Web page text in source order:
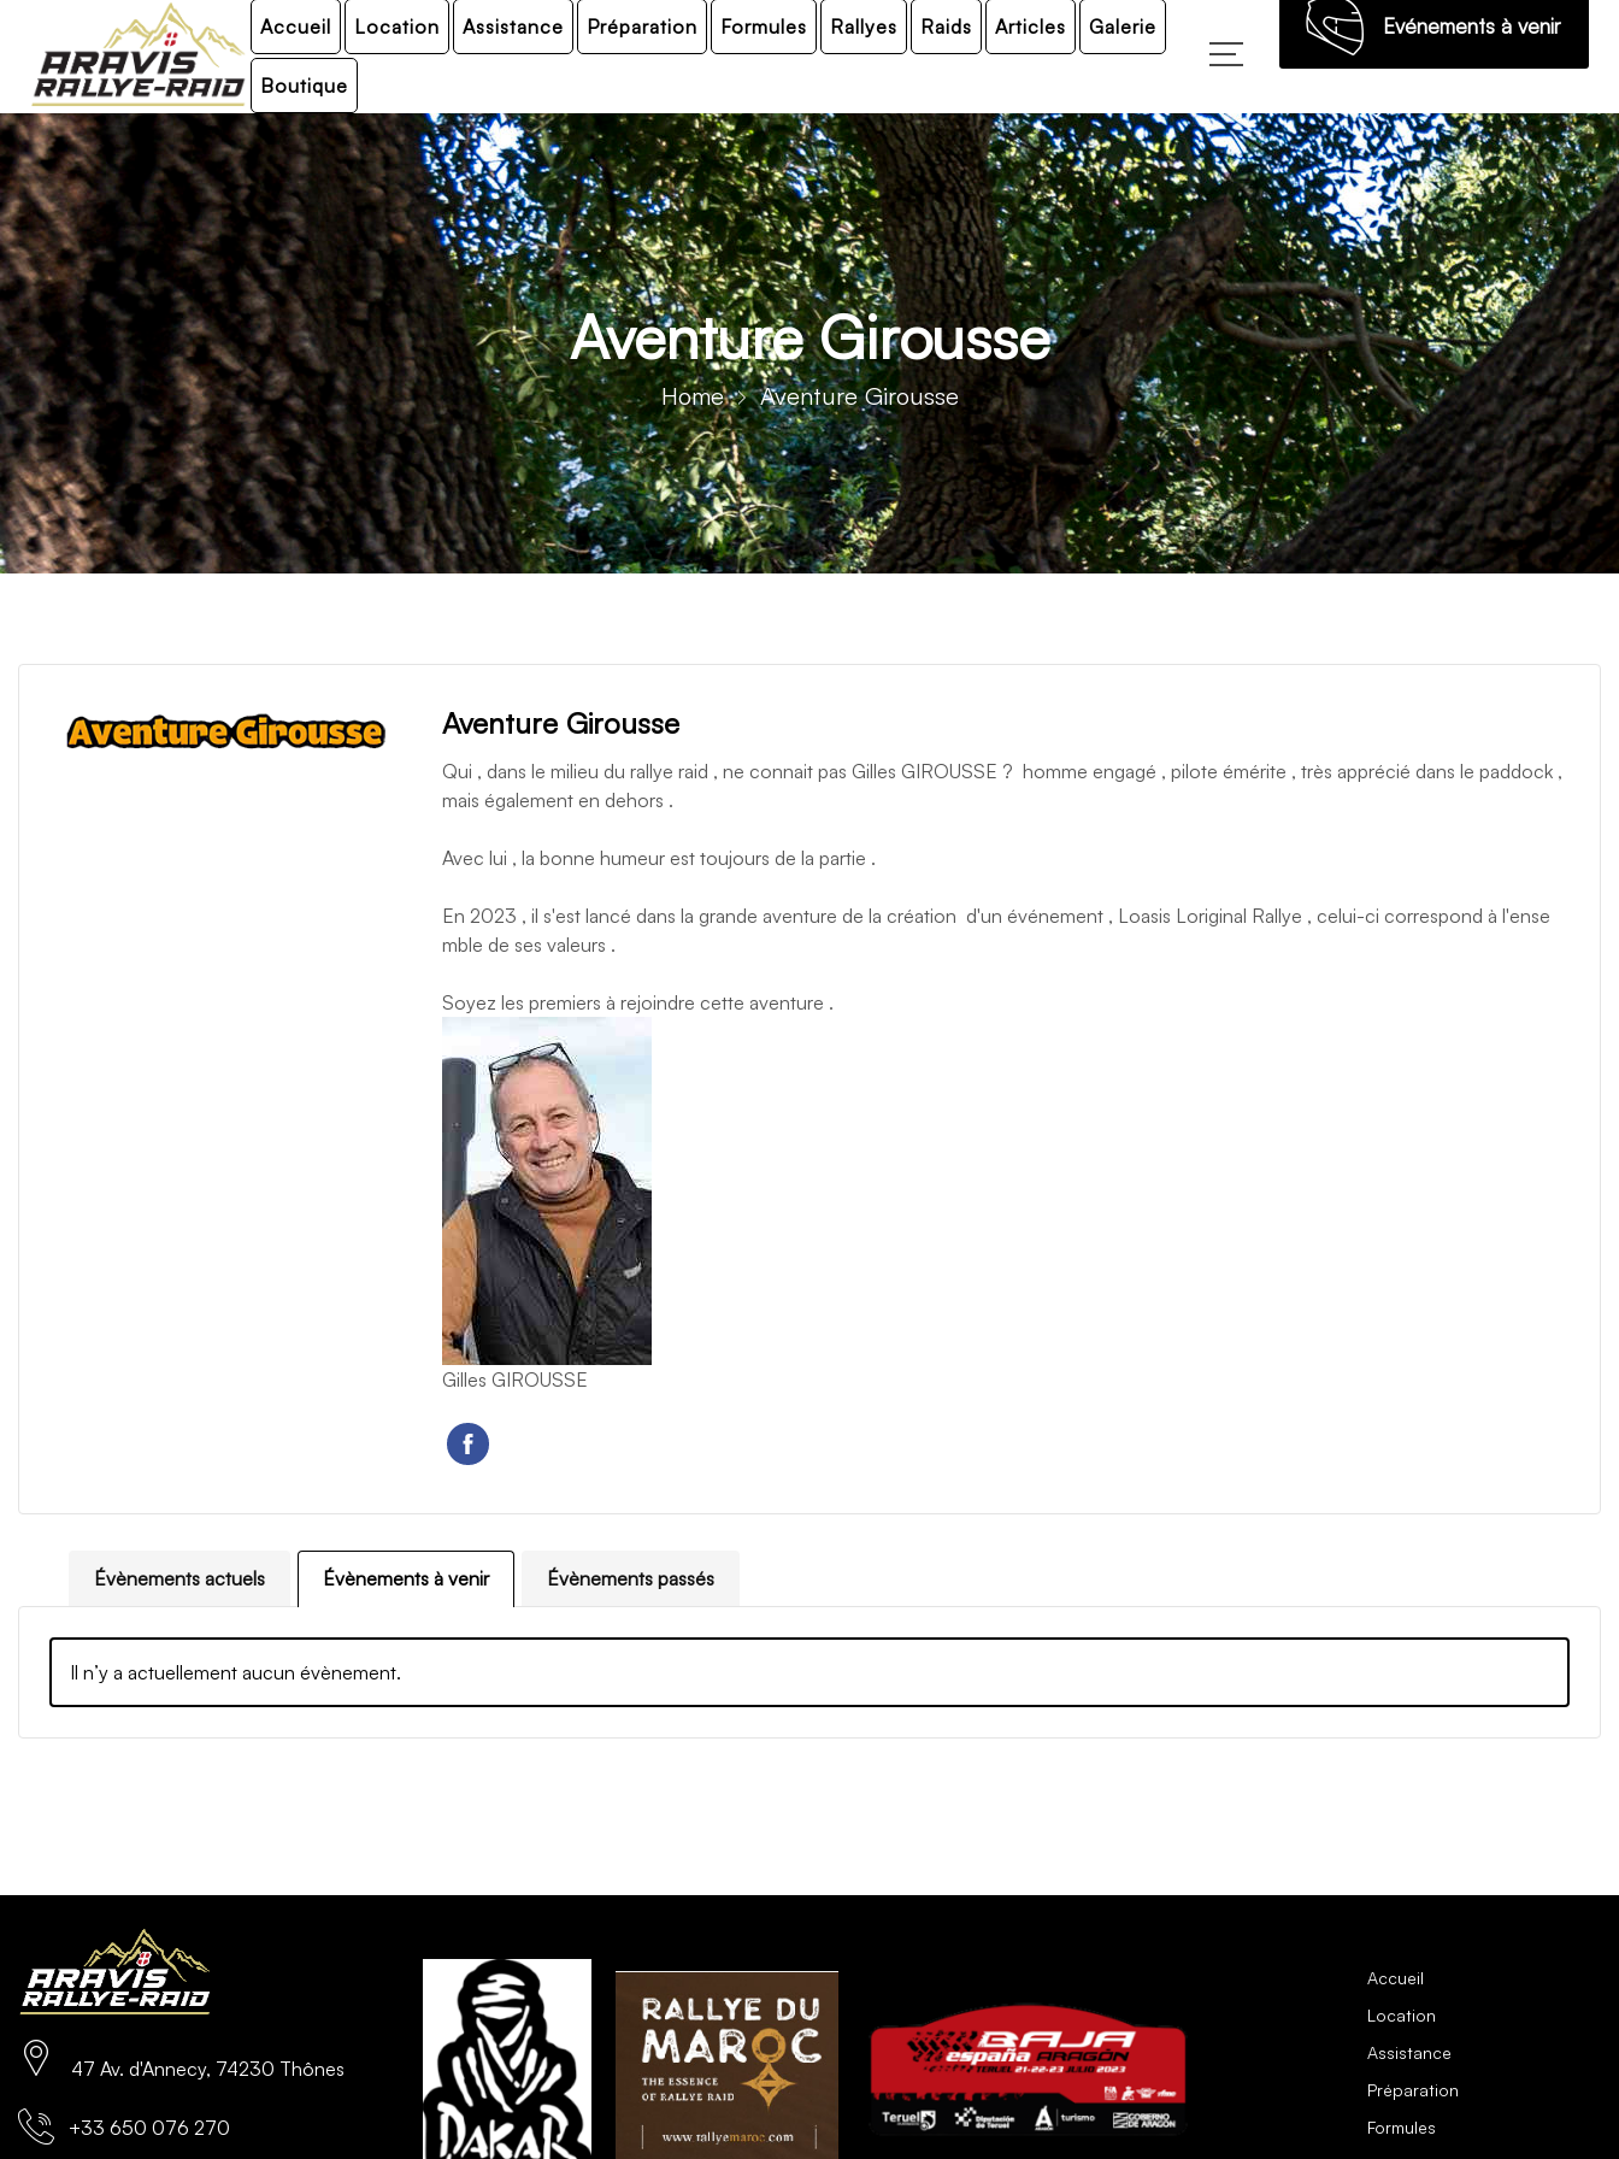
Accueil Location Assistance Préparation Formules Rallyes Raids Articles Galerie
Boutique
Evénements à venir
→
Aventure Girousse
Home Aventure Girousse
Aventure Girousse
Qui , dans le milieu du rallye raid , ne connait pas Gilles GIROUSSE ? homme engagé , pilote émérite , très apprécié dans le paddock ,
mais également en dehors .
Avec lui , la bonne humeur est toujours de la partie .
En 2023 , il s'est lancé dans la grande aventure de la création d'un événement , Loasis Loriginal Rallye , celui-ci correspond à l'ense
mble de ses valeurs .
Soyez les premiers à rejoindre cette aventure .
Gilles GIROUSSE
Évènements actuels Évènements à venir Évènements passés
Il n’y a actuellement aucun évènement.
47 Av. d'Annecy, 74230 Thônes
+33 650 076 270
Accueil
Location
Assistance
Préparation
Formules